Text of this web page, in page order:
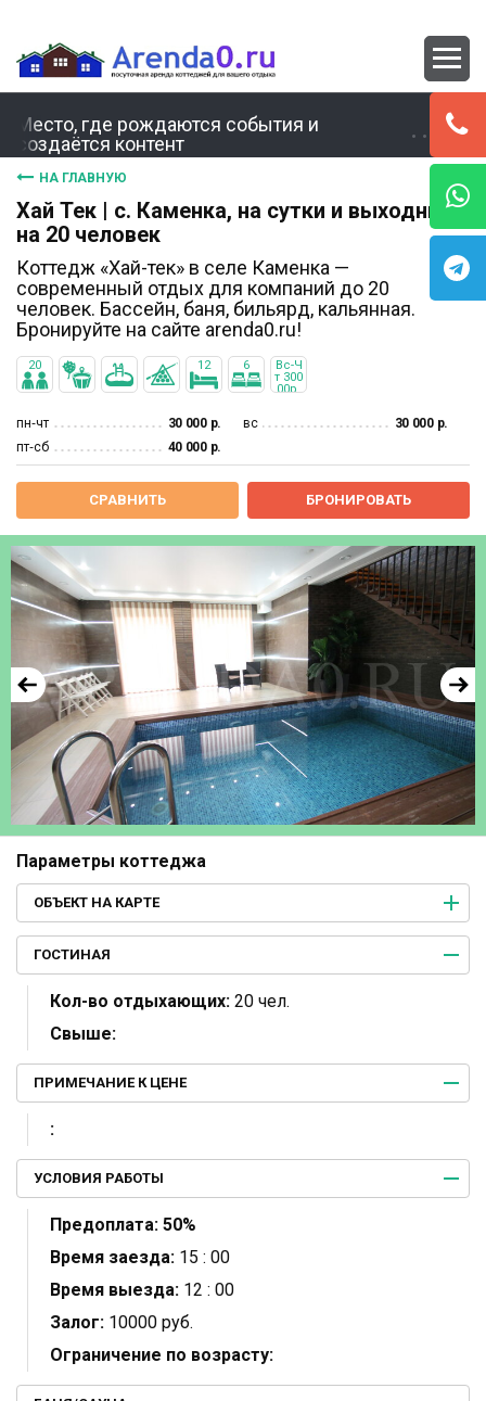
Место, где рождаются события и
создаётся контент
НА ГЛАВНУЮ
Хай Тек | с. Каменка, на сутки и выходные
на 20 человек
Коттедж «Хай-тек» в селе Каменка —
современный отдых для компаний до 20
человек. Бассейн, баня, бильярд, кальянная.
Бронируйте на сайте arenda0.ru!
20 12 6
Вс-Ч
т 300
00р.
00р
пн‐чт
30 000 р.
пт‐сб
40 000 р.
вс 30 000 р.
СРАВНИТЬ БРОНИРОВАТЬ
Параметры коттеджа
ОБЪЕКТ НА КАРТЕ
ГОСТИНАЯ
Кол-во отдыхающих: 20 чел.
Свыше:
ПРИМЕЧАНИЕ К ЦЕНЕ
:
УСЛОВИЯ РАБОТЫ
Предоплата: 50%
Время заезда: 15 : 00
Время выезда: 12 : 00
Залог: 10000 руб.
Ограничение по возрасту: